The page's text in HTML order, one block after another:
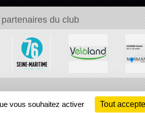
du club
vous souhaitez activer Tout